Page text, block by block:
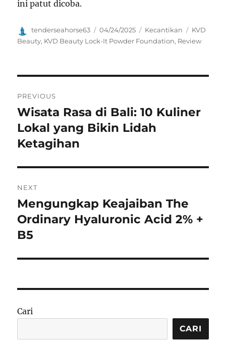
ini patut dicoba.
Author
tenderseahorse63
Posted
on
04/24/2025 Categories
Kecantikan Tags
KVD
Beauty, KVD Beauty Lock-It Powder Foundation, Review
pos
PREVIOUS
Previous
post:
Wisata Rasa di Bali: 10 Kuliner
Lokal yang Bikin Lidah
Ketagihan
NEXT
Next
post:
Mengungkap Keajaiban The
Ordinary Hyaluronic Acid 2% +
B5
Cari
CARI